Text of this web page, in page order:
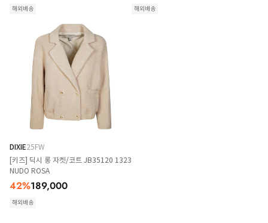
해외배송 해외배송
DIXIE25FW
[키즈] 딕시 롱 자켓/코트 JB35120 1323
NUDO ROSA
42%189,000
해외배송